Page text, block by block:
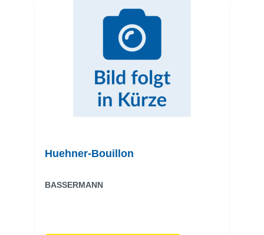
Huehner-Bouillon
BASSERMANN